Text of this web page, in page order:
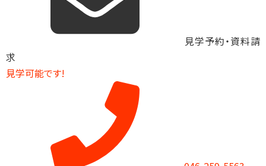
見学予約・資料請
求
見学可能です!